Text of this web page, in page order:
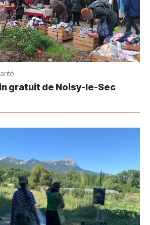
gratuit de Noisy-le-Sec